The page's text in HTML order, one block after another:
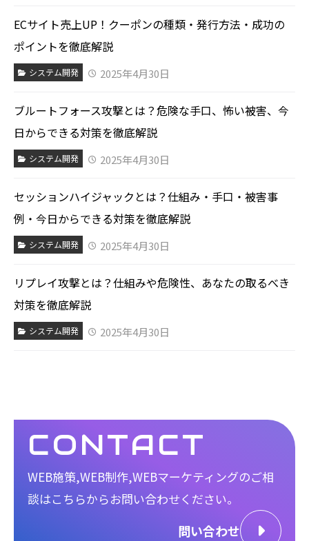
ECサイト売上UP！クーポンの種類・発行方法・成功の
ポイントを徹底解説
システム開発 2025年4月30日
ブルートフォース攻撃とは？危険な手口、怖い被害、今
日からできる対策を徹底解説
システム開発 2025年4月30日
セッションハイジャックとは？仕組み・手口・被害事
例・今日からできる対策を徹底解説
システム開発 2025年4月30日
リプレイ攻撃とは？仕組みや危険性、あなたの取るべき
対策を徹底解説
システム開発 2025年4月30日
CONTACT
WEB施策,WEB制作,WEBマーケティングのご相
談はこちらからお問い合わせください。
問い合わせ